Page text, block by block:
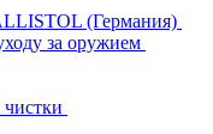
(Германия)
за оружием